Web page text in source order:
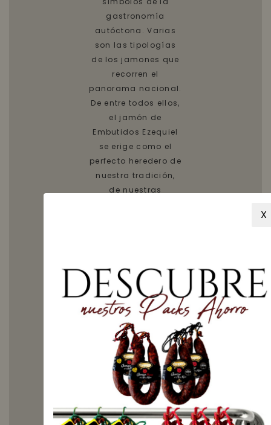
gastronomía
autóctona. Varias
son las tipologías
de los jamones que
recorren el
panorama nacional.
De entre todos ellos,
el jamón de
Embutidos Ezequiel
se erige como el
perfecto heredero de
nuestra tradición,
de nuestras
proceso
supervisado y
cuidado desde el
principio hasta el
final, la
autenticidad de
este embutido está
más que
asegurada. Todo
comienza en la
esmerada crianza y
X